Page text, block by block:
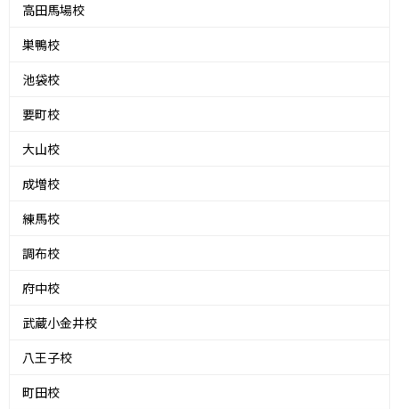
高田馬場校
巣鴨校
池袋校
要町校
大山校
成増校
練馬校
調布校
府中校
武蔵小金井校
八王子校
町田校